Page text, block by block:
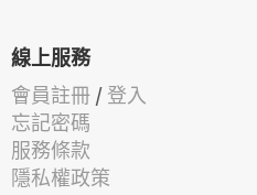
線上服務
會員註冊 / 登入
忘記密碼
服務條款
隱私權政策